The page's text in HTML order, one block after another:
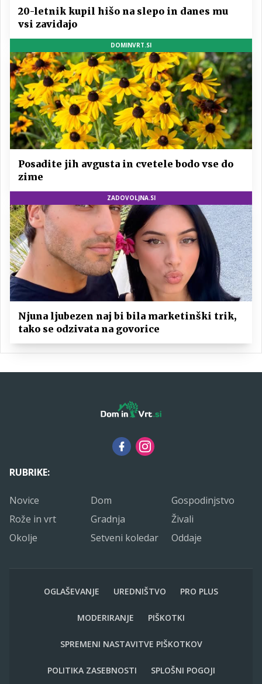
20-letnik kupil hišo na slepo in danes mu
vsi zavidajo
DOMINVRT.SI
Posadite jih avgusta in cvetele bodo vse do
zime
ZADOVOLJNA.SI
Njuna ljubezen naj bi bila marketinški trik,
tako se odzivata na govorice
RUBRIKE:
Novice Dom
Gospodinjstvo
Rože in vrt
Gradnja
Živali
Okolje
Setveni koledar Oddaje
OGLAŠEVANJE UREDNIŠTVO PRO PLUS
MODERIRANJE PIŠKOTKI
SPREMENI NASTAVITVE PIŠKOTKOV
POLITIKA ZASEBNOSTI SPLOŠNI POGOJI